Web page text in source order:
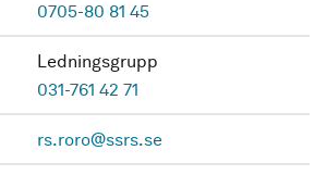
0705-80 81 45
Ledningsgrupp
031-761 42 71
rs.roro@ssrs.se